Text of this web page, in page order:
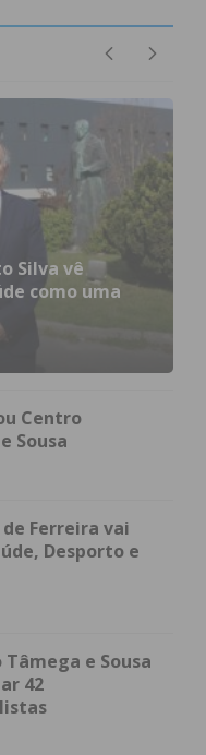
termos e
Silva vê
como uma
Centro
Sousa
de Ferreira vai
Desporto e
e Sousa
42